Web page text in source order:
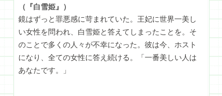
（『白雪姫』）
鏡はずっと罪悪感に苛まれていた。王妃に世界一美し
い女性を問われ、白雪姫と答えてしまったことを。そ
のことで多くの人々が不幸になった。彼は今、ホスト
になり、全ての女性に答え続ける。「一番美しい人は
あなたです。」